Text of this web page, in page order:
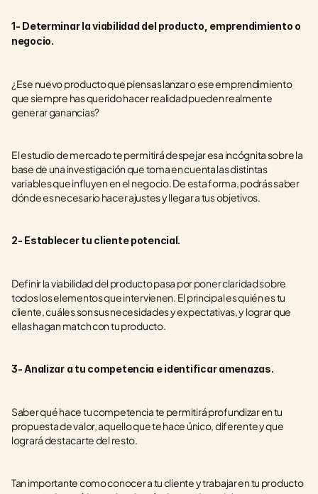
1- Determinar la viabilidad del producto, emprendimiento o
negocio.
¿Ese nuevo producto que piensas lanzar o ese emprendimiento
que siempre has querido hacer realidad pueden realmente
generar ganancias?
El estudio de mercado te permitirá despejar esa incógnita sobre la
base de una investigación que toma en cuenta las distintas
variables que influyen en el negocio. De esta forma, podrás saber
dónde es necesario hacer ajustes y llegar a tus objetivos.
2- Establecer tu cliente potencial.
Definir la viabilidad del producto pasa por poner claridad sobre
todos los elementos que intervienen. El principal es quién es tu
cliente, cuáles son sus necesidades y expectativas, y lograr que
ellas hagan match con tu producto.
3- Analizar a tu competencia e identificar amenazas.
Saber qué hace tu competencia te permitirá profundizar en tu
propuesta de valor, aquello que te hace único, diferente y que
logrará destacarte del resto.
Tan importante como conocer a tu cliente y trabajar en tu producto